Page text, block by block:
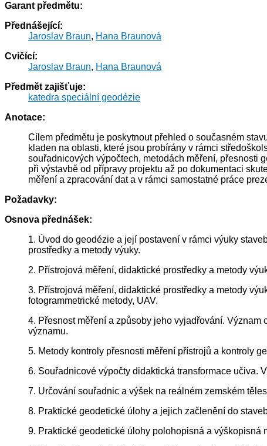
Garant předmětu:
Přednášející:
Jaroslav Braun, Hana Braunová
Cvičící:
Jaroslav Braun, Hana Braunová
Předmět zajišťuje:
katedra speciální geodézie
Anotace:
Cílem předmětu je poskytnout přehled o současném
kladen na oblasti, které jsou probírány v rámci
souřadnicových výpočtech, metodách měření, přesnosti
při výstavbě od přípravy projektu až po dokumentaci
měření a zpracování dat a v rámci samostatné práce
Požadavky:
Osnova přednášek:
1. Úvod do geodézie a její postavení v rámci výuky
prostředky a metody výuky.
2. Přístrojová měření, didaktické prostředky a metody
3. Přístrojová měření, didaktické prostředky a metody
fotogrammetrické metody, UAV.
4. Přesnost měření a způsoby jeho vyjadřování.
významu.
5. Metody kontroly přesnosti měření přístrojů a kontroly
6. Souřadnicové výpočty didaktická transformace učiva.
7. Určování souřadnic a výšek na reálném zemském
8. Praktické geodetické úlohy a jejich začlenění do
9. Praktické geodetické úlohy polohopisná a výškopisná